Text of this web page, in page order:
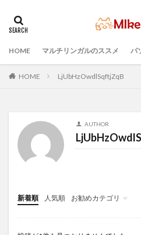
HOME マルチリンガルのススメ パ
HOME LjUbHzOwdlSqftjZqB
AUTHOR
新着順 人気順 お勧めカテゴリ
Infomation
タグ
選ぶ PCセットアップ
セキュリティ対策ソフト
インストール ど